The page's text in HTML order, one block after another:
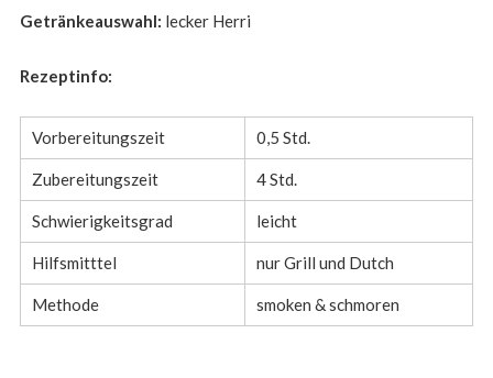
Getränkeauswahl: lecker Herri
Rezeptinfo:
Vorbereitungszeit 0,5 Std.
Zubereitungszeit 4 Std.
Schwierigkeitsgrad leicht
Hilfsmitttel nur Grill und Dutch
Methode smoken & schmoren